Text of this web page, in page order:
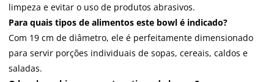
limpeza e evitar o uso de produtos abrasivos.
Para quais tipos de alimentos este bowl é indicado?
Com 19 cm de diâmetro, ele é perfeitamente dimensionado
para servir porções individuais de sopas, cereais, caldos e
saladas.